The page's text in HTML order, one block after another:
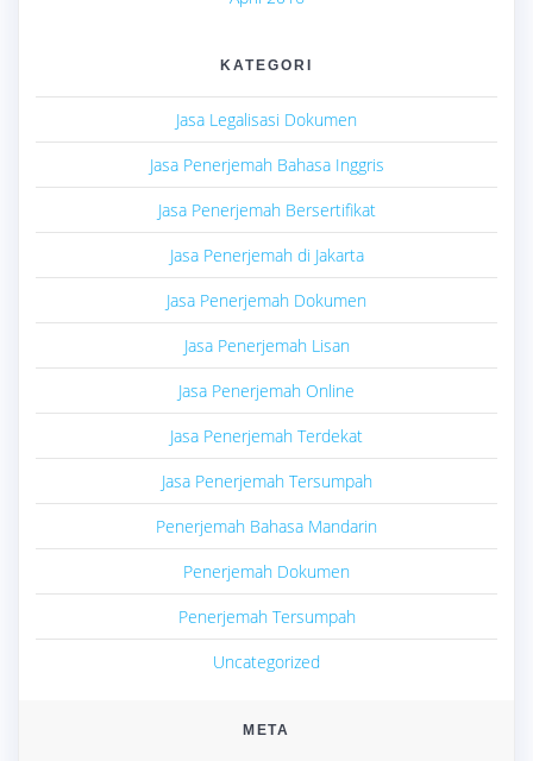
KATEGORI
Jasa Legalisasi Dokumen
Jasa Penerjemah Bahasa Inggris
Jasa Penerjemah Bersertifikat
Jasa Penerjemah di Jakarta
Jasa Penerjemah Dokumen
Jasa Penerjemah Lisan
Jasa Penerjemah Online
Jasa Penerjemah Terdekat
Jasa Penerjemah Tersumpah
Penerjemah Bahasa Mandarin
Penerjemah Dokumen
Penerjemah Tersumpah
Uncategorized
META